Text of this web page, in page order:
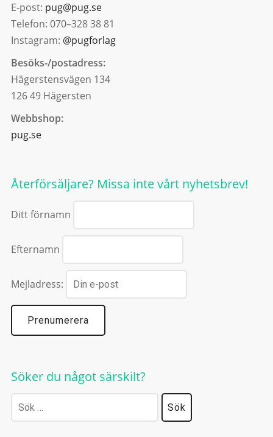
E-post: pug@pug.se
Telefon: 070–328 38 81
Instagram: @pugforlag
Besöks-/postadress:
Hägerstensvägen 134
126 49 Hägersten
Webbshop:
pug.se
Återförsäljare? Missa inte vårt nyhetsbrev!
Ditt förnamn
Efternamn
Mejladress:
Söker du något särskilt?
Sök
efter: